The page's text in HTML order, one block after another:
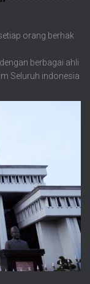
orang berhak
berbagai ahli
Seluruh indonesia